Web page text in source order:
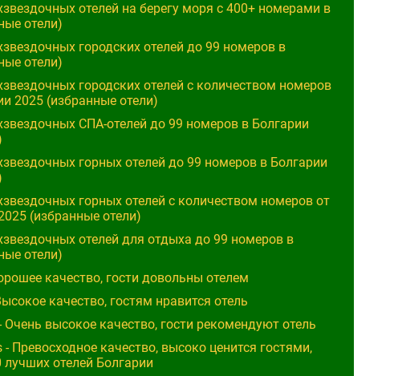
отелей на берегу моря с 400+ номерами в
отели)
городских отелей до 99 номеров в
отели)
городских отелей с количеством номеров
2025 (избранные отели)
СПА-отелей до 99 номеров в Болгарии
горных отелей до 99 номеров в Болгарии
горных отелей с количеством номеров от
(избранные отели)
отелей для отдыха до 99 номеров в
отели)
качество, гости довольны отелем
качество, гостям нравится отель
Очень высокое качество, гости рекомендуют отель
- Превосходное качество, высоко ценится гостями,
отелей Болгарии